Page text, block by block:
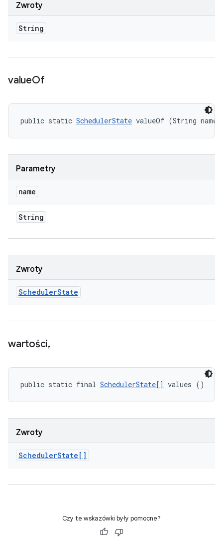
Zwroty
String
valueOf
public static SchedulerState valueOf (String name)
Parametry
name
String
Zwroty
SchedulerState
wartości,
public static final SchedulerState[] values ()
Zwroty
SchedulerState[]
Czy te wskazówki były pomocne?